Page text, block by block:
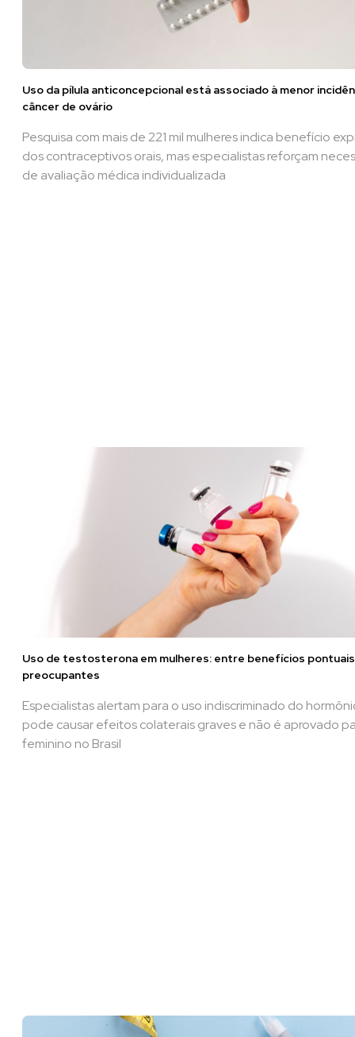
Uso da pílula anticoncepcional está associado à menor
câncer de ovário
Pesquisa com mais de 221 mil mulheres indica benefício
dos contraceptivos orais, mas especialistas reforçam
de avaliação médica individualizada
Uso de testosterona em mulheres: entre benefícios
preocupantes
Especialistas alertam para o uso indiscriminado do
pode causar efeitos colaterais graves e não é aprovado
feminino no Brasil​